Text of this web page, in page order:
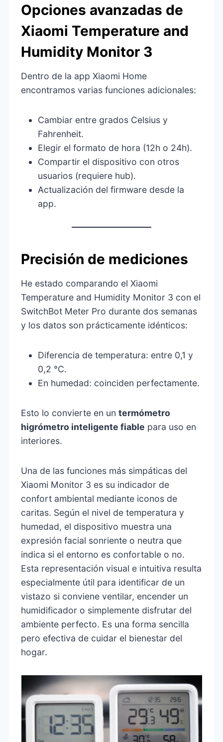
Opciones avanzadas de
Xiaomi Temperature and
Humidity Monitor 3
Dentro de la app Xiaomi Home
encontramos varias funciones adicionales:
Cambiar entre grados Celsius y
Fahrenheit.
Elegir el formato de hora (12h o 24h).
Compartir el dispositivo con otros
usuarios (requiere hub).
Actualización del firmware desde la
app.
Precisión de mediciones
He estado comparando el Xiaomi
Temperature and Humidity Monitor 3 con el
SwitchBot Meter Pro durante dos semanas
y los datos son prácticamente idénticos:
Diferencia de temperatura: entre 0,1 y
0,2 °C.
En humedad: coinciden perfectamente.
Esto lo convierte en untermómetro
higrómetro inteligente fiable para uso en
interiores.
Una de las funciones más simpáticas del
Xiaomi Monitor 3 es su indicador de
confort ambiental mediante iconos de
caritas. Según el nivel de temperatura y
humedad, el dispositivo muestra una
expresión facial sonriente o neutra que
indica si el entorno es confortable o no.
Esta representación visual e intuitiva resulta
especialmente útil para identificar de un
vistazo si conviene ventilar, encender un
humidificador o simplemente disfrutar del
ambiente perfecto. Es una forma sencilla
pero efectiva de cuidar el bienestar del
hogar.